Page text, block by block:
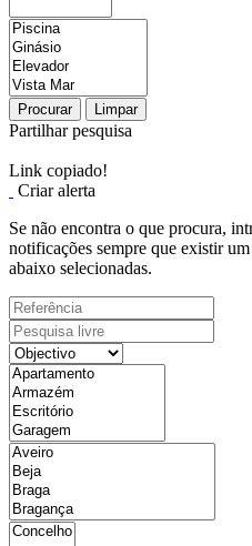
Procurar Limpar
Partilhar pesquisa
Link copiado!
Criar alerta
Se não encontra o que procura,
notificações sempre que existir
abaixo selecionadas.